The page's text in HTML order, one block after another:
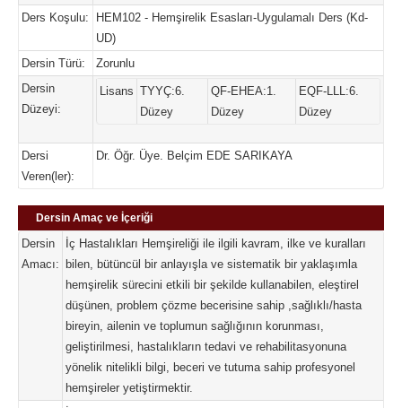
Ders Koşulu:
HEM102 - Hemşirelik Esasları-Uygulamalı Ders (Kd-
UD)
Dersin Türü:
Zorunlu
Dersin
Düzeyi:
Lisans TYYÇ:6.
Düzey
QF-EHEA:1.
Düzey
EQF-LLL:6.
Düzey
Dersi
Veren(ler):
Dr. Öğr. Üye. Belçim EDE SARIKAYA
Dersin Amaç ve İçeriği
Dersin
Amacı:
İç Hastalıkları Hemşireliği ile ilgili kavram, ilke ve kuralları
bilen, bütüncül bir anlayışla ve sistematik bir yaklaşımla
hemşirelik sürecini etkili bir şekilde kullanabilen, eleştirel
düşünen, problem çözme becerisine sahip ,sağlıklı/hasta
bireyin, ailenin ve toplumun sağlığının korunması,
geliştirilmesi, hastalıkların tedavi ve rehabilitasyonuna
yönelik nitelikli bilgi, beceri ve tutuma sahip profesyonel
hemşireler yetiştirmektir.